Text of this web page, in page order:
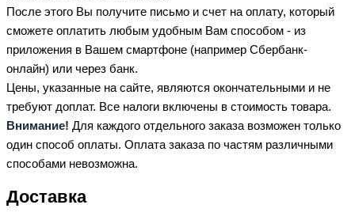
После этого Вы получите письмо и счет на оплату, который
сможете оплатить любым удобным Вам способом - из
приложения в Вашем смартфоне (например Сбербанк-
онлайн) или через банк.
Цены, указанные на сайте, являются окончательными и не
требуют доплат. Все налоги включены в стоимость товара.
Внимание! Для каждого отдельного заказа возможен только
один способ оплаты. Оплата заказа по частям различными
способами невозможна.
Доставка